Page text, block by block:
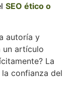
SEO ético o
autoría y
un artículo
La
confianza del